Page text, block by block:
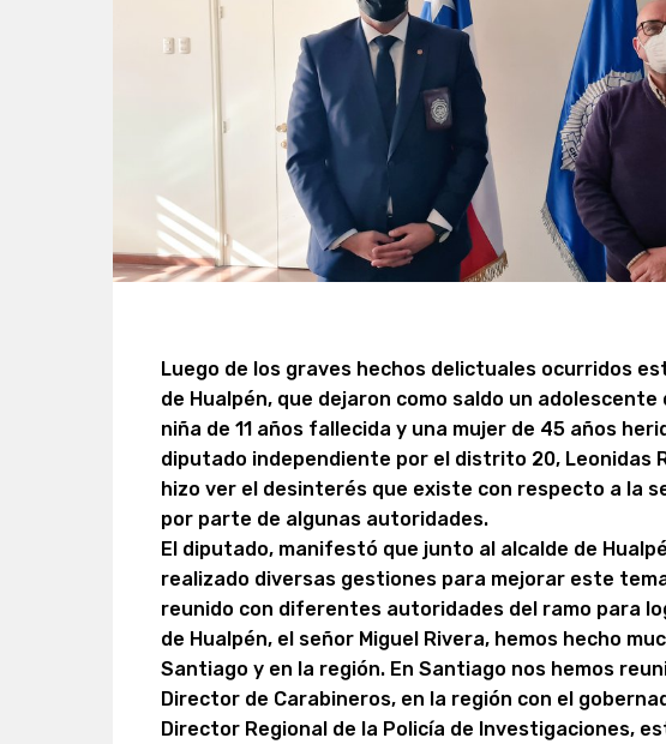
Luego de los graves hechos delictuales ocurridos
de Hualpén, que dejaron como saldo un adolescente
niña de 11 años fallecida y una mujer de 45 años
diputado independiente por el distrito 20, Leonidas
hizo ver el desinterés que existe con respecto a la
por parte de algunas autoridades.
El diputado, manifestó que junto al alcalde de
realizado diversas gestiones para mejorar este
reunido con diferentes autoridades del ramo para
de Hualpén, el señor Miguel Rivera, hemos hecho
Santiago y en la región. En Santiago nos hemos
Director de Carabineros, en la región con el
Director Regional de la Policía de Investigaciones,